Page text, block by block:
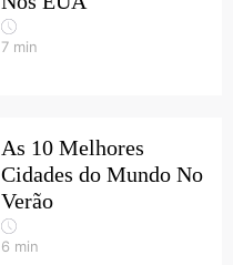
7 min
As 10 Melhores
Cidades do Mundo No
Verão
6 min